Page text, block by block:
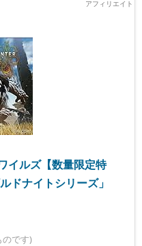
イルズ【数量限定特
ドナイトシリーズ」
のです)